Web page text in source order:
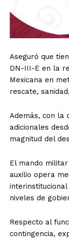
Aseguró que
DN-III-E en la
Mexicana en
rescate,
Además, con la
adicionales
magnitud del
El mando
auxilio opera
niveles de
Respecto al
contingencia,